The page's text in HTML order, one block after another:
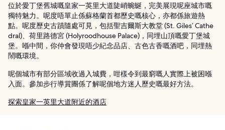
位於愛丁堡舊城嘅皇家一英里大道陡峭蜿蜒，完美展現呢座城市嘅
獨特魅力。呢度唔單止係蘇格蘭首都歷史嘅核心，亦都係旅遊熱
點。呢度歷史古蹟隨處可見，包括聖吉爾斯大教堂 (St. Giles’ Cathe
dral)、荷里路德宮 (Holyroodhouse Palace)，同埋山頂嘅愛丁堡城
堡。喺中間，你仲會發現唔少紀念品店、古色古香嘅酒吧，同埋熱
鬧嘅環境。
呢個城市有部分區域收過入城費，咁樣令到最窮嘅人實際上被困喺
入面。參加步行導賞團係了解呢個地方迷人歷史嘅最好方法。
探索皇家一英里大道附近的酒店